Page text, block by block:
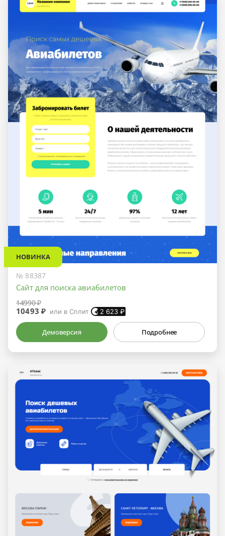
НОВИНКА
№ 88387
Сайт для поиска авиабилетов
14990 ₽
10493 ₽ или в Сплит 2 623 ₽
Демоверсия Подробнее